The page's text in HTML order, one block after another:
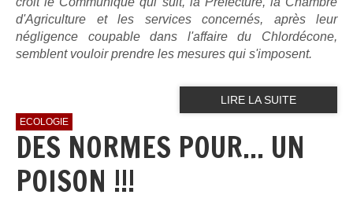
d'Agriculture et les services concernés, après leur
négligence coupable dans l'affaire du Chlordécone,
semblent vouloir prendre les mesures qui s'imposent.
LIRE LA SUITE
ECOLOGIE
DES NORMES POUR... UN
POISON !!!